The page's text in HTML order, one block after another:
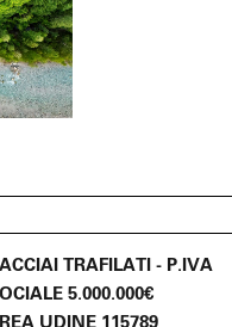
TRAFILATI - P.IVA
5.000.000€
UDINE 115789